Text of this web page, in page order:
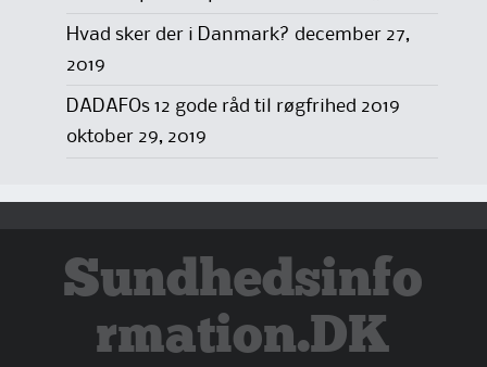
Hvad sker der i Danmark? december 27,
2019
DADAFOs 12 gode råd til røgfrihed 2019
oktober 29, 2019
Sundhedsinfo
rmation.DK